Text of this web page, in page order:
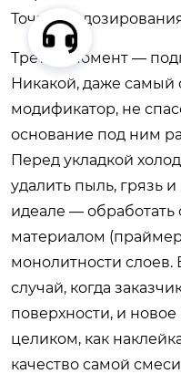
Точность
Третий момент —
Никакой, даже
модификатор, не
основание под ним
Перед укладкой
удалить пыль, грязь
идеале —
материалом
монолитности
случай, когда
поверхности, и
целиком, как
качество самой